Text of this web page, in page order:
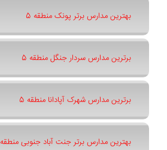
بهترین مدارس برتر پونک منطقه 5
برترین مدارس سردار جنگل منطقه 5
برترین مدارس شهرک آپادانا منطقه 5
بهترین مدارس برتر جنت آباد جنوبی منطقه 5